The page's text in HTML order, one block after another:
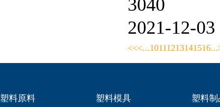
3040
2021-12-
<<<...10111213141516...
塑料原料 塑料模具 塑料制